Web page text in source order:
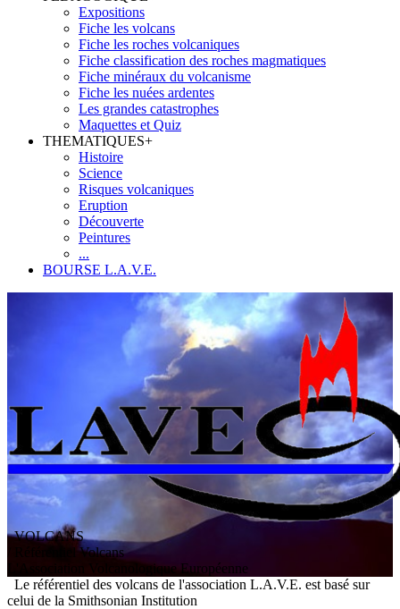
Expositions
Fiche les volcans
Fiche les roches volcaniques
Fiche classification des roches magmatiques
Fiche minéraux du volcanisme
Fiche les nuées ardentes
Les grandes catastrophes
Maquettes et Quiz
THEMATIQUES+
Histoire
Science
Risques volcaniques
Eruption
Découverte
Peintures
...
BOURSE L.A.V.E.
VOLCANS
/ Référentiel Volcans
ssociation V olcanologiqueEuropéenne
Le référentiel des volcans de l'association L.A.V.E. est basé sur
celui de la Smithsonian Institution